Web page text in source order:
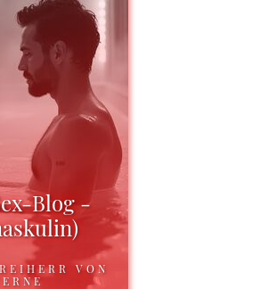
Blog -
VON